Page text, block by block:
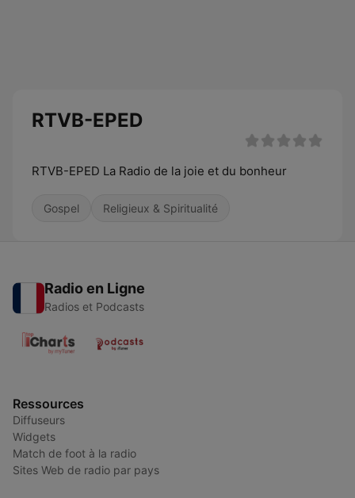
RTVB-EPED
RTVB-EPED La Radio de la joie et du bonheur
Gospel Religieux & Spiritualité
Radio en Ligne
Radios et Podcasts
Ressources
Diffuseurs
Widgets
Match de foot à la radio
Sites Web de radio par pays